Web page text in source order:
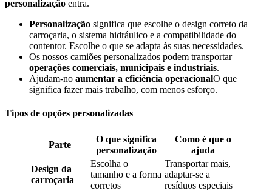
personalização entra.
Personalização significa que escolhe o design correto da
carroçaria, o sistema hidráulico e a compatibilidade do
contentor. Escolhe o que se adapta às suas necessidades.
Os nossos camiões personalizados podem transportar
operações comerciais, municipais e industriais.
Ajudam-no aumentar a eficiência operacionalO que
significa fazer mais trabalho, com menos esforço.
Tipos de opções personalizadas
Parte
O que significa
personalização
Como é que o
ajuda
Design da
carroçaria
Escolha o
tamanho e a forma
corretos
Transportar mais,
adaptar-se a
resíduos especiais